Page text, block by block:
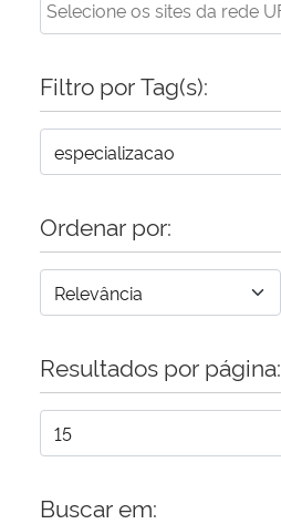
Filtro por Tag(s):
Ordenar por:
Resultados por página:
Buscar em: